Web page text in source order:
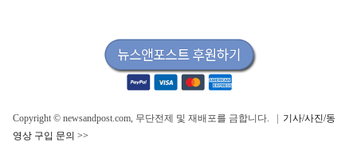
Copyright © newsandpost.com, 무단전제 및 재배포를 금합니다. | 기사/사진/동
영상 구입 문의 >>